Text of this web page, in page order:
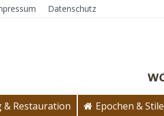
Datenschutz
Restauration Epochen & Stile